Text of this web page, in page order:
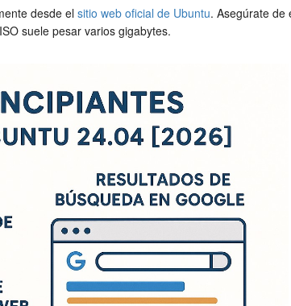
desde el sitio web oficial de Ubuntu. Asegúrate de
suele pesar varios gigabytes.